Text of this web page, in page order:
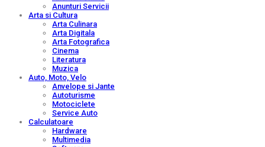
Anunturi Servicii
Arta si Cultura
Arta Culinara
Arta Digitala
Arta Fotografica
Cinema
Literatura
Muzica
Auto, Moto, Velo
Anvelope si Jante
Autoturisme
Motociclete
Service Auto
Calculatoare
Hardware
Multimedia